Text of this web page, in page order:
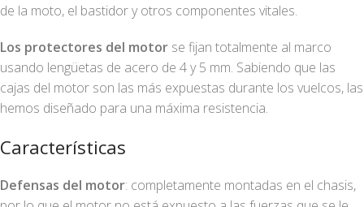
de la moto, el bastidor y otros componentes vitales.
Los protectores del motor se fijan totalmente al marco
usando lengüetas de acero de 4 y 5 mm. Sabiendo que las
cajas del motor son las más expuestas durante los vuelcos, las
hemos diseñado para una máxima resistencia.
Características
Defensas del motor: completamente montadas en el chasis,